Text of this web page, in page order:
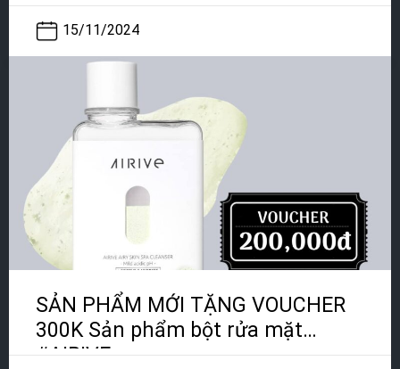
15/11/2024
SẢN PHẨM MỚI TẶNG VOUCHER
300K Sản phẩm bột rửa mặt
#AIRIVE